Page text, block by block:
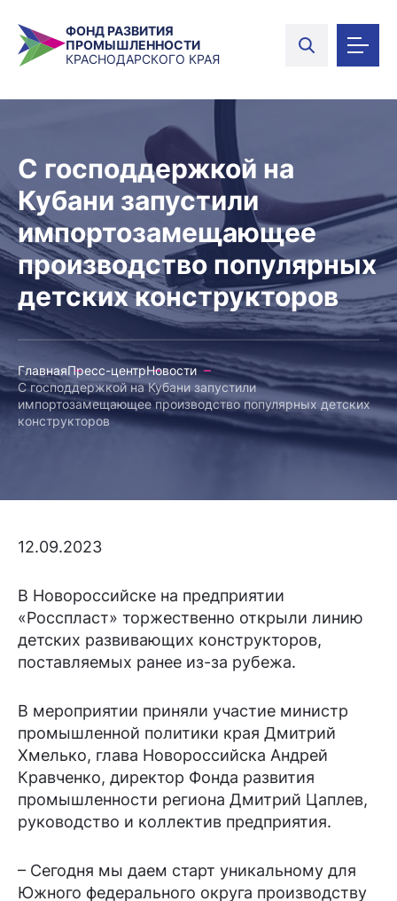
ФОНД РАЗВИТИЯ
ПРОМЫШЛЕННОСТИ
КРАСНОДАРСКОГО КРАЯ
С господдержкой на
Кубани запустили
импортозамещающее
производство популярных
детских конструкторов
ГлавнаяПресс-центрНовости
С господдержкой на Кубани запустили
импортозамещающее производство популярных детских
конструкторов
12.09.2023
В Новороссийске на предприятии
«Росспласт» торжественно открыли линию
детских развивающих конструкторов,
поставляемых ранее из-за рубежа.
В мероприятии приняли участие министр
промышленной политики края Дмитрий
Хмелько, глава Новороссийска Андрей
Кравченко, директор Фонда развития
промышленности региона Дмитрий Цаплев,
руководство и коллектив предприятия.
– Сегодня мы даем старт уникальному для
Южного федерального округа производству